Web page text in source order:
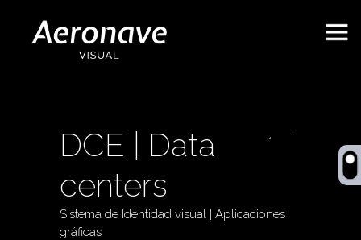
DCE | Data
centers
Sistema de Identidad visual | Aplicaciones
gráficas